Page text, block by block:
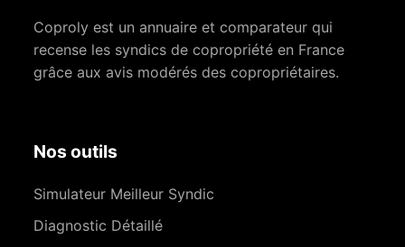
Coproly est un annuaire et comparateur qui
recense les syndics de copropriété en France
grâce aux avis modérés des copropriétaires.
Nos outils
Simulateur Meilleur Syndic
Diagnostic Détaillé